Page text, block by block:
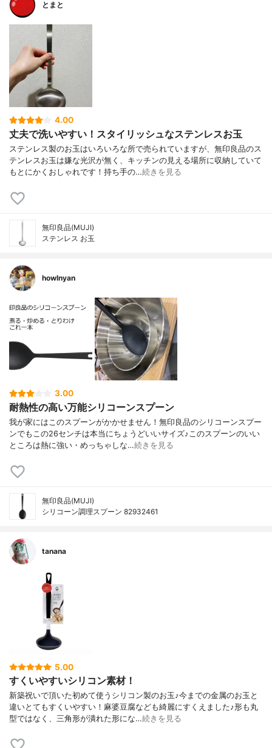
とまと
4.00
丈夫で洗いやすい！スタイリッシュなステンレスお玉
ステンレス製のお玉はいろいろな所で売られていますが、無印良品のス
テンレスお玉は嫌な光沢が無く、キッチンの見える場所に収納していて
もとにかくおしゃれです！持ち手の…続きを見る
無印良品(MUJI)
ステンレス お玉
howlnyan
3.00
耐熱性の高い万能シリコーンスプーン
我が家にはこのスプーンがかかせません！無印良品のシリコーンスプー
ンでもこの26センチは本当にちょうどいいサイズ♪このスプーンのいい
ところは熱に強い・めっちゃしな…続きを見る
無印良品(MUJI)
シリコーン調理スプーン 82932461
tanana
5.00
すくいやすいシリコン素材！
新築祝いで頂いた初めて使うシリコン製のお玉♪今までの金属のお玉と
違いとてもすくいやすい！麻婆豆腐なども綺麗にすくえました♪形も丸
型ではなく、三角形が潰れた形にな…続きを見る